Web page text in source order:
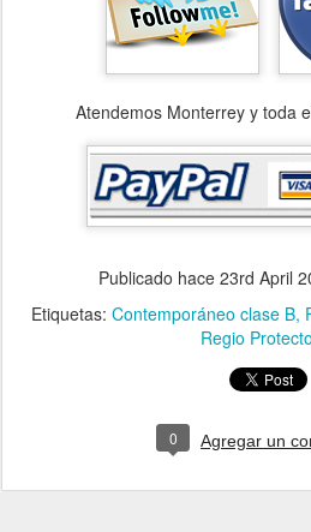
Atendemos Monterrey y toda
Publicado hace 23rd April
Etiquetas: Contemporáneo clase B
Regio
0 Agregar un